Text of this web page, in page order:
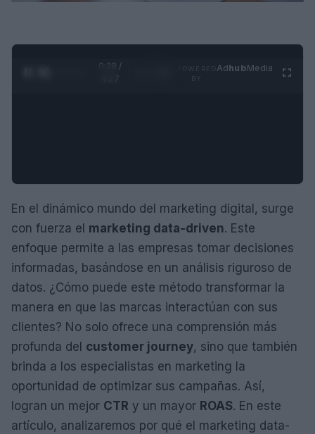
0:29 /
AdhubMedia
En el dinámico mundo del marketing digital, surge
con fuerza el marketing data-driven. Este
enfoque permite a las empresas tomar decisiones
informadas, basándose en un análisis riguroso de
datos. ¿Cómo puede este método transformar la
manera en que las marcas interactúan con sus
clientes? No solo ofrece una comprensión más
profunda del customer journey, sino que también
brinda a los especialistas en marketing la
oportunidad de optimizar sus campañas. Así,
logran un mejor CTR y un mayor ROAS. En este
artículo, analizaremos por qué el marketing data-